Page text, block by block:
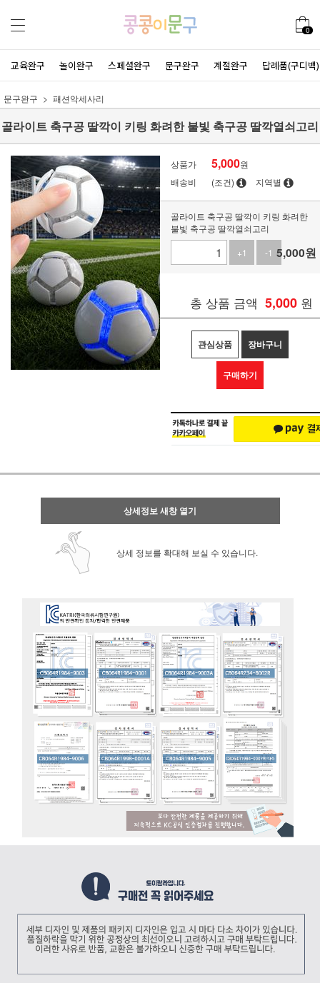
0
교육완구 놀이완구 스페셜완구 문구완구 계절완구 답례품(구디백)
문구완구 패션악세사리
골라이트 축구공 딸깍이 키링 화려한 불빛 축구공 딸깍열쇠고리
상품가 5,000원
배송비
(조건) 지역별
골라이트 축구공 딸깍이 키링 화려한
불빛 축구공 딸깍열쇠고리
+1
-1 5,000원
총 상품 금액 5,000 원
관심상품 장바구니
구매하기
상세정보 새창 열기
상세 정보를 확대해 보실 수 있습니다.